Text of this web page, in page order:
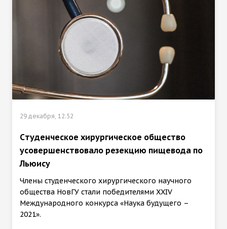
29 декабря, 12:52
Cтуденческое хирургическое общество
усовершенствовало резекцию пищевода по
Льюису
Члены студенческого хирургического научного
общества НовГУ стали победителями XXIV
Международного конкурса «Наука будущего –
2021».